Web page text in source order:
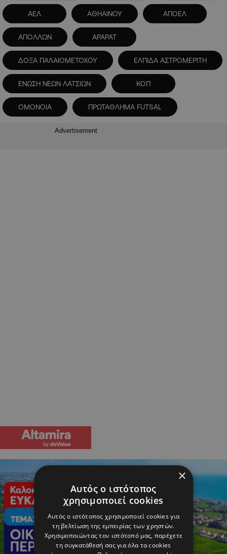
ΑΕΛ ΑΘΗΑΙΝΟΥ ΑΠΟΕΛ
ΑΠΟΛΛΩΝ ΑΡΑΡΑΤ
ΔΟΞΑ ΠΑΛΑΙΟΜΕΤΟΧΟΥ ΕΛΠΙΔΑ ΑΣΤΡΟΜΕΡΙΤΗ
ΕΝΩΣΗ ΝΕΩΝ ΛΑΤΣΙΩΝ ΚΟΠ
ΟΜΟΝΟΙΑ ΠΡΩΤΑΘΛΗΜΑ FUTSAL
Advertisement
×
Αυτός ο ιστότοπος
χρησιμοποιεί cookies
Αυτός ο ιστότοπος χρησιμοποιεί cookies για
τη βελτίωση της εμπειρίας των χρηστών.
Χρησιμοποιώντας τον ιστότοπό μας, παρέχετε
τη συγκατάθεσή σας για όλα τα cookies